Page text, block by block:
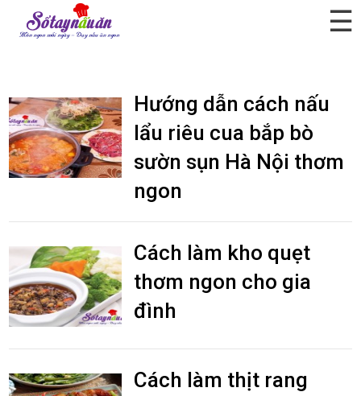
☰
Lưu trữ theo tác giả:
Hướng dẫn cách nấu
lẩu riêu cua bắp bò
sườn sụn Hà Nội thơm
ngon
Cách làm kho quẹt
thơm ngon cho gia
đình
Cách làm thịt rang